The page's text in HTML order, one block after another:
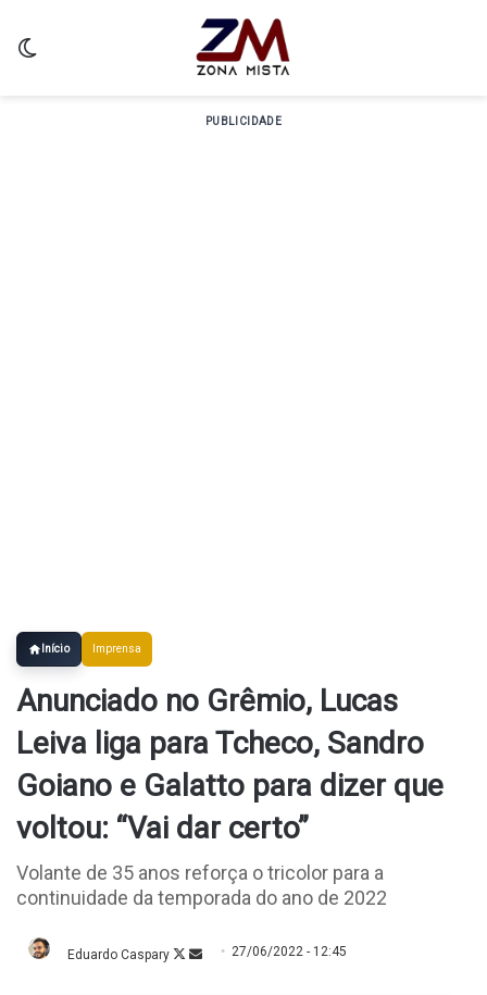
PUBLICIDADE
Início Imprensa
Anunciado no Grêmio, Lucas
Leiva liga para Tcheco, Sandro
Goiano e Galatto para dizer que
voltou: “Vai dar certo”
Volante de 35 anos reforça o tricolor para a
continuidade da temporada do ano de 2022
Eduardo Caspary FollowMande
27/06/2022 - 12:45